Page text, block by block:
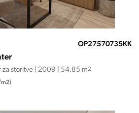
OP27570735KK
za storitve | 2009 | 54.85 m2